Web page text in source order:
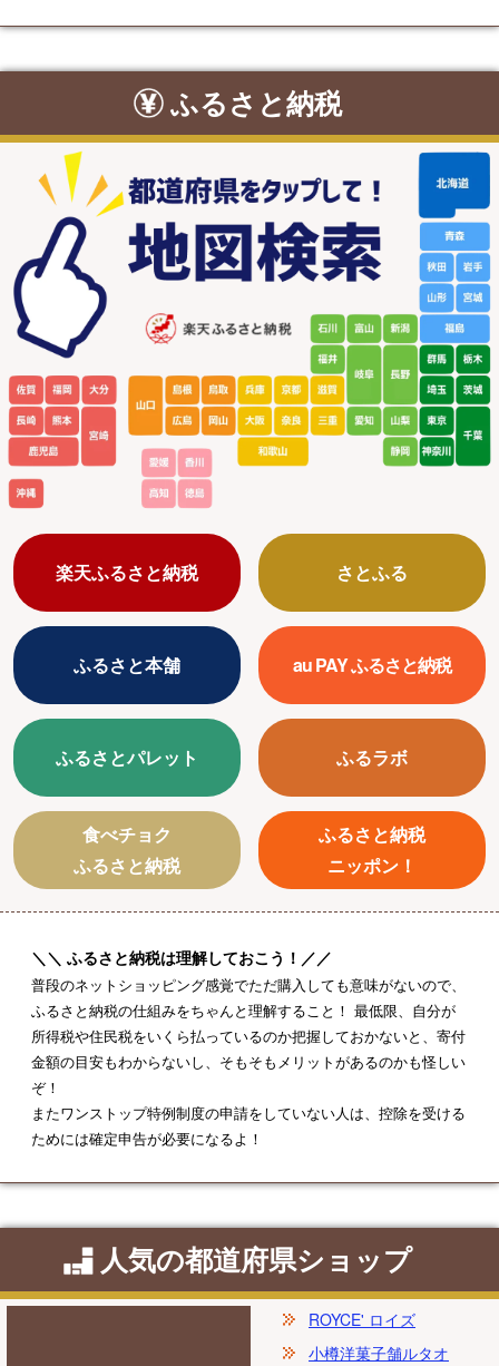
ふるさと納税
楽天ふるさと納税 さとふる
ふるさと本舗 au PAY ふるさと納税
ふるさとパレット ふるラボ
食べチョク
ふるさと納税
ふるさと納税
ニッポン！
ふるさと納税は理解しておこう！
普段のネットショッピング感覚でただ購入しても意味がないので、
ふるさと納税の仕組みをちゃんと理解すること！ 最低限、自分が
所得税や住民税をいくら払っているのか把握しておかないと、寄付
金額の目安もわからないし、そもそもメリットがあるのかも怪しい
ぞ！
またワンストップ特例制度の申請をしていない人は、控除を受ける
ためには確定申告が必要になるよ！
人気の都道府県ショップ
ROYCE' ロイズ
小樽洋菓子舗ルタオ